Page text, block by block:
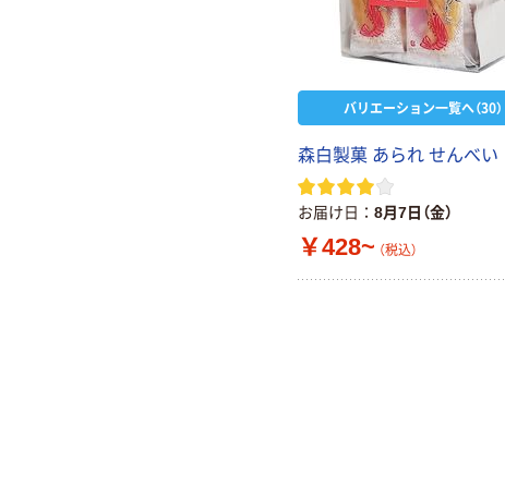
バリエーション一覧へ（30）
森白製菓 あられ せんべい
お届け日 8月7日（金）
￥428~ （税込）